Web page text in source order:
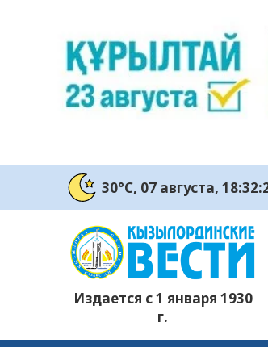
30°C, 07 августа,
Издается с 1 января 1930
г.